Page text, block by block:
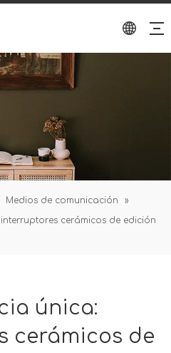
Medios de comunicación
»
cerámicos de edición
única:
cerámicos de